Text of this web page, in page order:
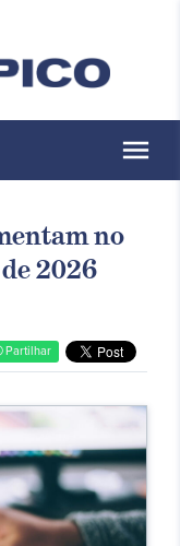
menu
no
2026
Partilhar